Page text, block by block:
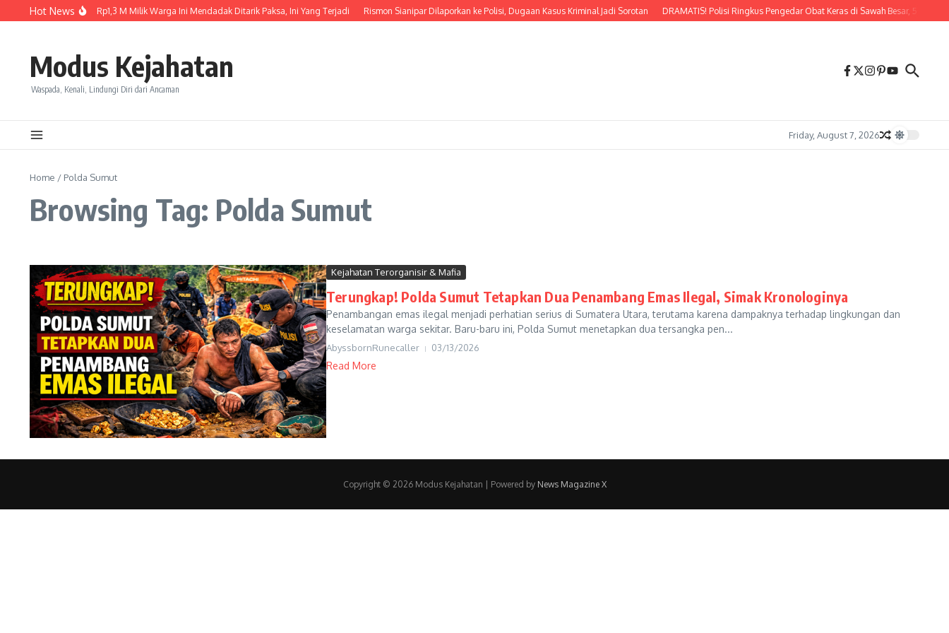
Skip to content
Hot News
Baru Dibeli, Lexus Rp1,3 M Milik Warga Ini Mendadak Ditarik Paksa, Ini Yang Terjadi Rismon Sianipar Dilaporkan ke Polisi, Dugaan Kasus Kriminal Jadi Sorotan DRAMATIS! Polisi Ringkus Pengedar Obat Keras di Sawah Besar, 5
Modus Kejahatan
Waspada, Kenali, Lindungi Diri dari Ancaman
Friday, August 7, 2026
Home / Polda Sumut
Browsing Tag: Polda Sumut
Kejahatan Terorganisir & Mafia
Terungkap! Polda Sumut Tetapkan Dua Penambang Emas Ilegal, Simak Kronologinya
Penambangan emas ilegal menjadi perhatian serius di Sumatera Utara, terutama karena dampaknya terhadap lingkungan dan
keselamatan warga sekitar. Baru-baru ini, Polda Sumut menetapkan dua tersangka pen...
AbyssbornRunecaller 03/13/2026
Read More
Copyright © 2026 Modus Kejahatan | Powered by News Magazine X